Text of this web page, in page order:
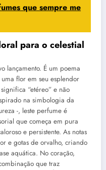
que sempre me
para o celestial
lançamento. É um poema
flor em seu esplendor
“etéreo” e não
na simbologia da
-, leste perfume é
que começa em pura
e persistente. As notas
e gotas de orvalho, criando
aquática. No coração,
que traz